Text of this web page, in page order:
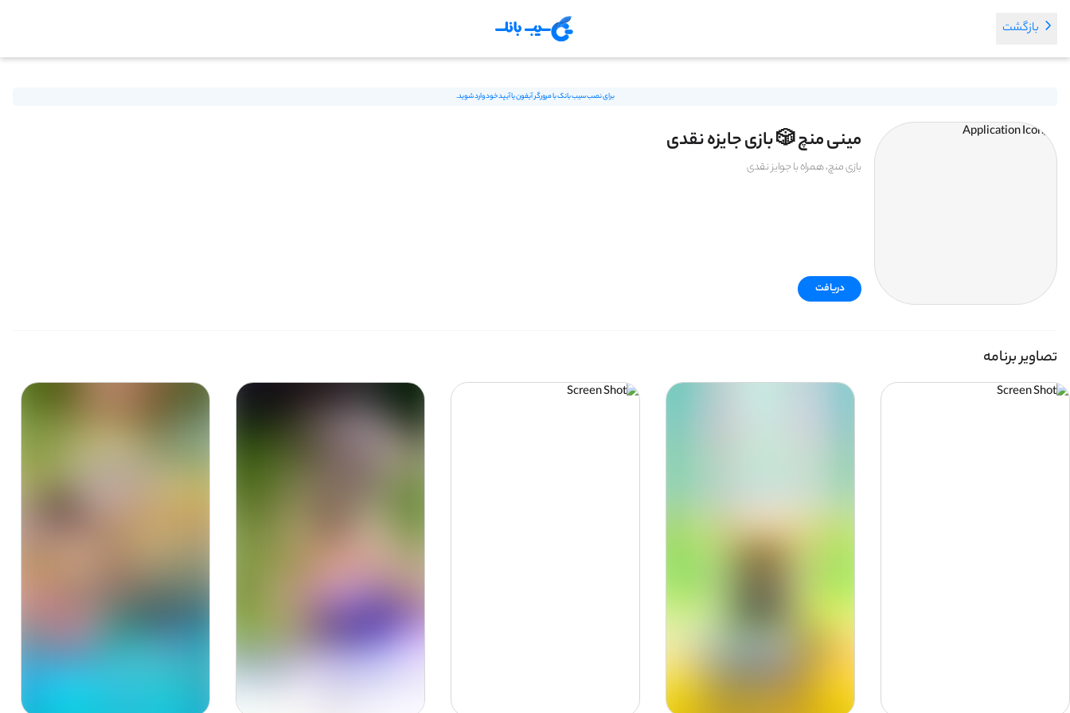
بازگشت
برای نصب سیب بانک با مرورگر آیفون یا آیپد خود وارد شوید.
مینی منچ 🎲 بازی جایزه نقدی
بازی منچ، همراه با جوایز نقدی
دریافت
تصاویر برنامه